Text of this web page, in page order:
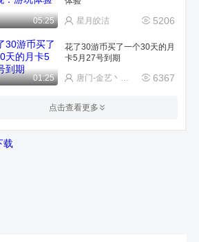
05:25 5206
星月皎洁
01:25
花了30游币买了一个30天的月
卡5月27号到期
6367
唐门-金艺丶星光盒饭
现代战舰航母出击
点击查看更多